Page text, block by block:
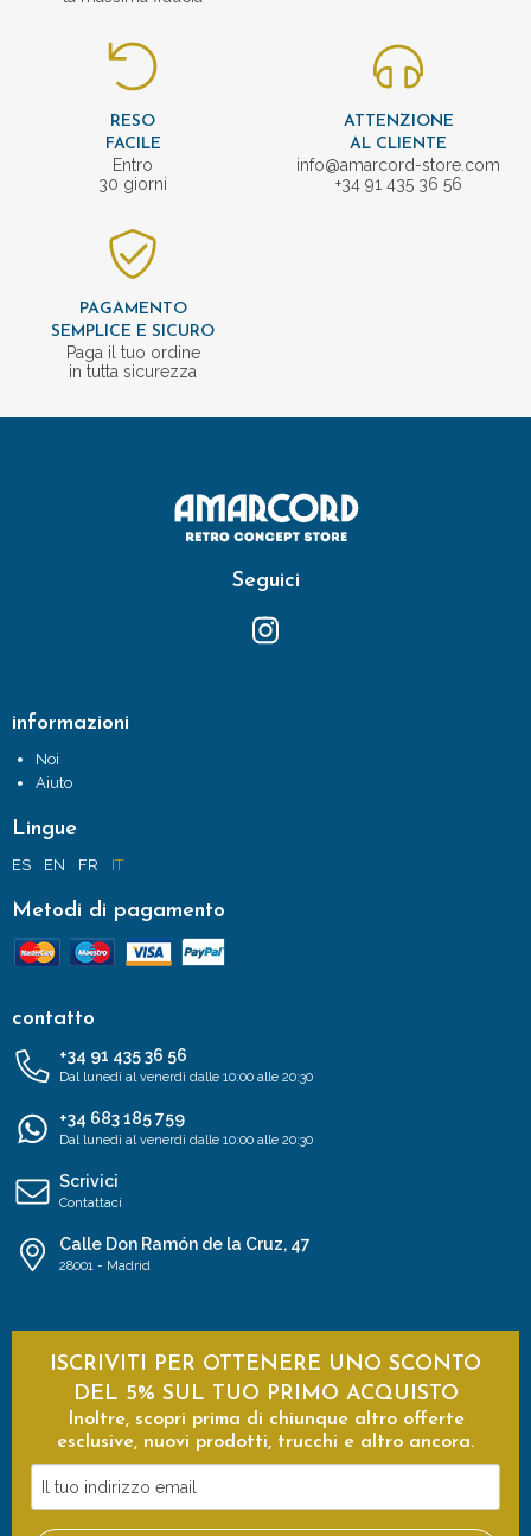
RESO
FACILE
Entro
30 giorni
ATTENZIONE
AL CLIENTE
info@amarcord-store.com
+34 91 435 36 56
PAGAMENTO
SEMPLICE E SICURO
Paga il tuo ordine
in tutta sicurezza
Seguici
informazioni
Noi
Aiuto
Lingue
ES EN FR IT
Metodi di pagamento
contatto
+34 91 435 36 56
Dal lunedì al venerdì dalle 10:00 alle 20:30
+34 683 185 759
Dal lunedì al venerdì dalle 10:00 alle 20:30
Scrivici
Contattaci
Calle Don Ramón de la Cruz, 47
28001 - Madrid
ISCRIVITI PER OTTENERE UNO SCONTO
DEL 5% SUL TUO PRIMO ACQUISTO
Inoltre, scopri prima di chiunque altro offerte
esclusive, nuovi prodotti, trucchi e altro ancora.
tuo